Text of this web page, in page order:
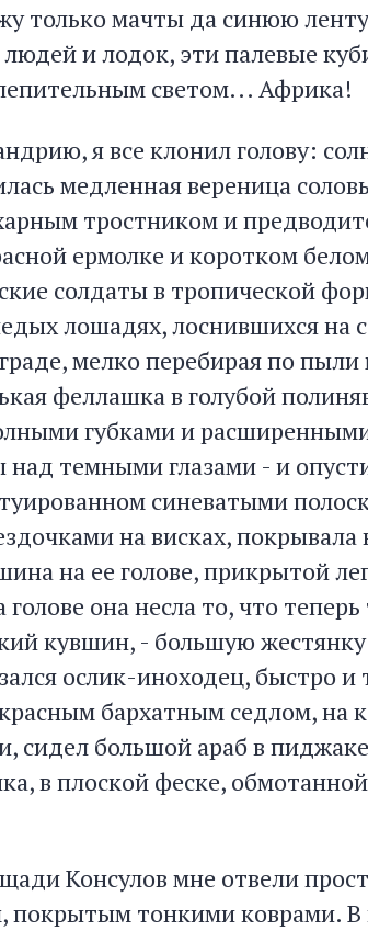
только мачты да синюю
и лодок, эти палевые
светом... Африка!
я все клонил голову:
медленная вереница
тростником и
ермолке и коротком
солдаты в тропической
лошадях, лоснившихся на
мелко перебирая по
феллашка в голубой
губками и
темными глазами - и
синеватыми
на висках,
на ее голове, прикрытой
она несла то, что
кувшин, - большую
ослик-иноходец, быстро
бархатным седлом, на
сидел большой араб в
в плоской феске,
Консулов мне отвели
тонкими коврами. В